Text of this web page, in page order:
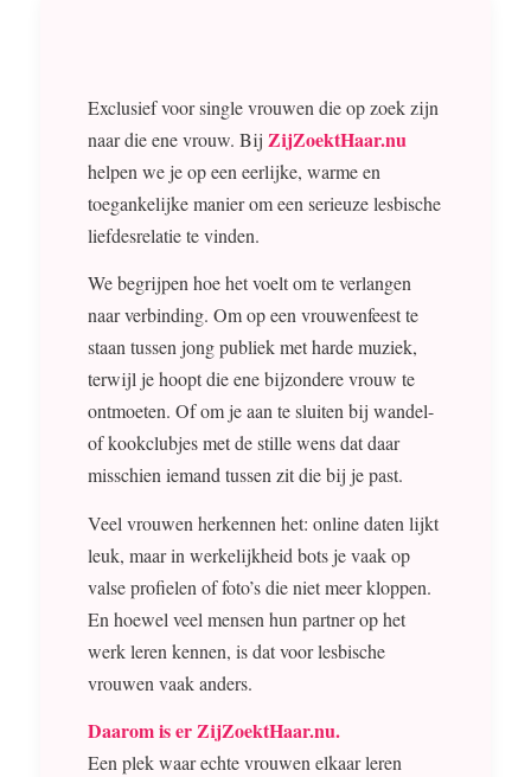
Exclusief voor single vrouwen die op zoek zijn
naar die ene vrouw. Bij ZijZoektHaar.nu
helpen we je op een eerlijke, warme en
toegankelijke manier om een serieuze lesbische
liefdesrelatie te vinden.
We begrijpen hoe het voelt om te verlangen
naar verbinding. Om op een vrouwenfeest te
staan tussen jong publiek met harde muziek,
terwijl je hoopt die ene bijzondere vrouw te
ontmoeten. Of om je aan te sluiten bij wandel-
of kookclubjes met de stille wens dat daar
misschien iemand tussen zit die bij je past.
Veel vrouwen herkennen het: online daten lijkt
leuk, maar in werkelijkheid bots je vaak op
valse profielen of foto’s die niet meer kloppen.
En hoewel veel mensen hun partner op het
werk leren kennen, is dat voor lesbische
vrouwen vaak anders.
Daarom is er ZijZoektHaar.nu.
Een plek waar echte vrouwen elkaar leren